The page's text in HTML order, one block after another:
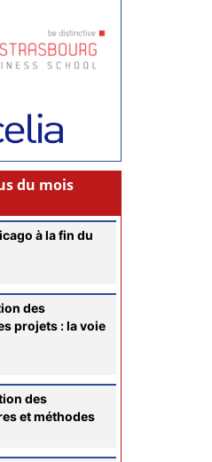
du mois
à la fin du
des
projets : la voie
des
et méthodes